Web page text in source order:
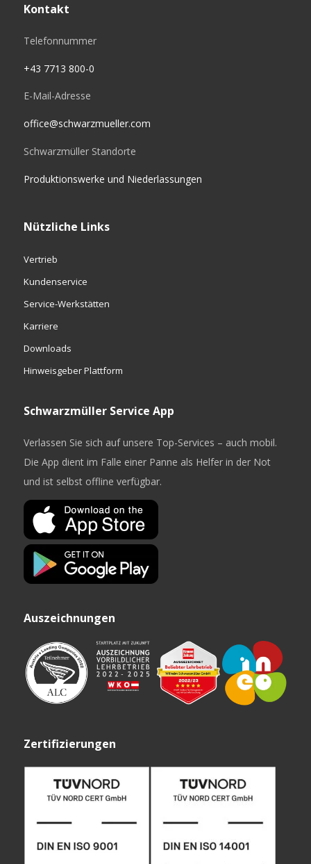
Kontakt
Telefonnummer
+43 7713 800-0
E-Mail-Adresse
office@schwarzmueller.com
Schwarzmüller Standorte
Produktionswerke und Niederlassungen
Nützliche Links
Vertrieb
Kundenservice
Service-Werkstätten
Karriere
Downloads
Hinweisgeber Plattform
Schwarzmüller Service App
Verlassen Sie sich auf unsere Top-Services – auch mobil.
Die App dient im Falle einer Panne als Helfer in der Not
und ist selbst offline verfügbar.
Auszeichnungen
Zertifizierungen